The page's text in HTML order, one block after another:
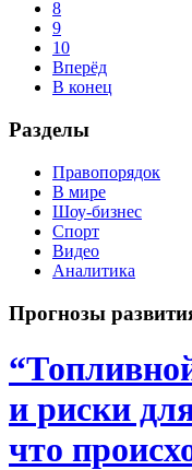
8
9
10
Вперёд
В конец
Разделы
Правопорядок
В мире
Шоу-бизнес
Спорт
Видео
Аналитика
Прогнозы
и риски
что